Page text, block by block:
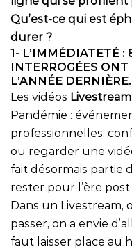
Qu’est-ce qui est
durer ?
1- L’IMMÉDIATETÉ :
INTERROGÉES
L’ANNÉE DERNIÈRE.
Les vidéos Livestream
Pandémie :
professionnelles,
ou regarder une
fait désormais partie
rester pour l’ère post
Dans un Livestream,
passer, on a envie
faut laisser place au